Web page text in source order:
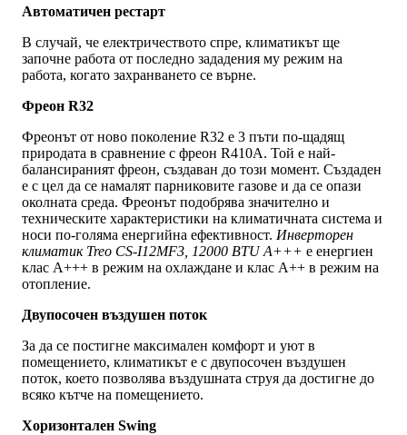
Автоматичен рестарт
В случай, че електричеството спре, климатикът ще
започне работа от последно зададения му режим на
работа, когато захранването се върне.
Фреон R32
Фреонът от ново поколение R32 е 3 пъти по-щадящ
природата в сравнение с фреон R410A. Той е най-
балансираният фреон, създаван до този момент. Създаден
е с цел да се намалят парниковите газове и да се опази
околната среда. Фреонът подобрява значително и
техническите характеристики на климатичната система и
носи по-голяма енергийна ефективност. Инверторен
климатик Treo CS-I12MF3, 12000 BTUA+++ е енергиен
клас А+++ в режим на охлаждане и клас А++ в режим на
отопление.
Двупосочен въздушен поток
За да се постигне максимален комфорт и уют в
помещението, климатикът е с двупосочен въздушен
поток, което позволява въздушната струя да достигне до
всяко кътче на помещението.
Хоризонтален Swing